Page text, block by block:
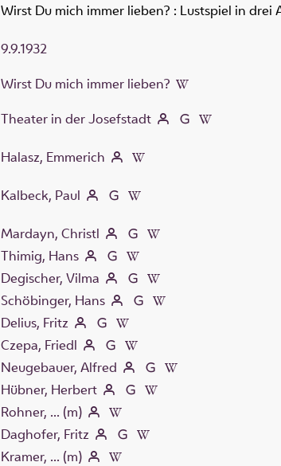
Wirst Du mich immer lieben? : Lustspiel in drei
Halasz, Emmerich
Kalbeck, Paul
Theater in der Josefstadt
Mardayn, Christl
Thimig, Hans
Degischer, Vilma
Schöbinger, Hans
Delius, Fritz
Czepa, Friedl
Neugebauer, Alfred
Hübner, Herbert
Rohner, ... (m)
Daghofer, Fritz
Kramer, ... (m)
9.9.1932
Wirst Du mich immer lieben?